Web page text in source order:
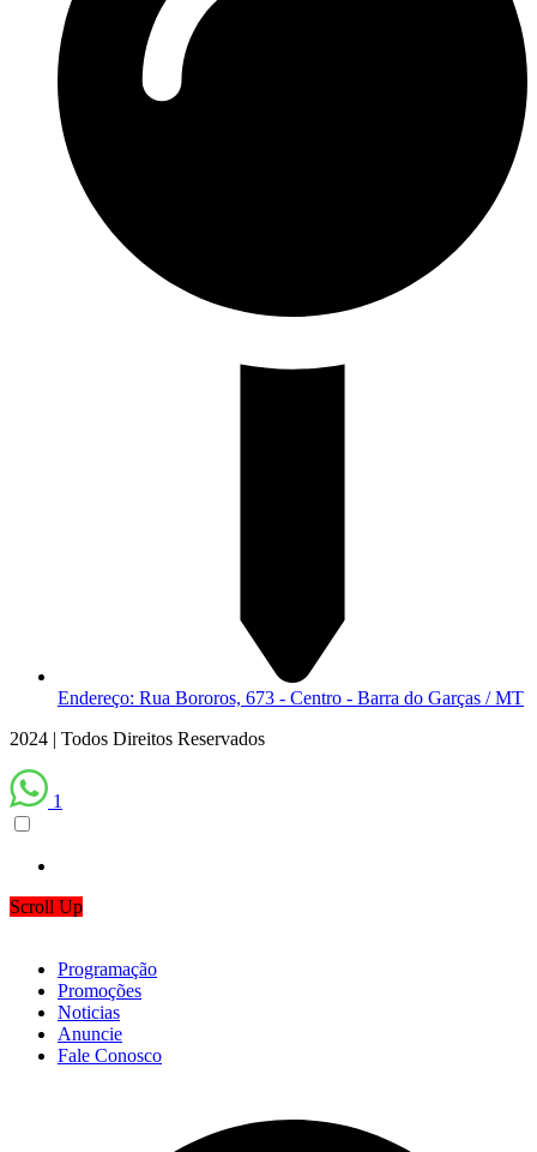
Endereço: Rua Bororos, 673 - Centro - Barra do Garças / MT
2024 | Todos Direitos Reservados
1
Scroll Up
Programação
Promoções
Noticias
Anuncie
Fale Conosco